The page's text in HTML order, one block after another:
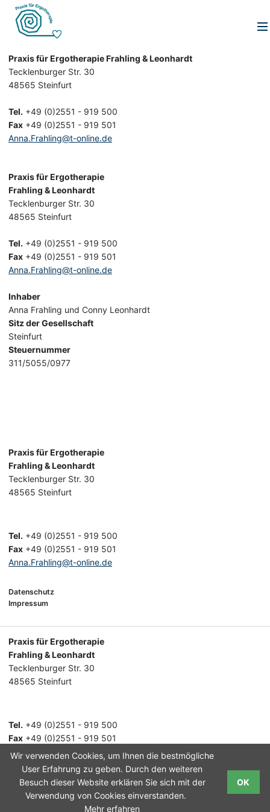
Praxis für Ergotherapie Frahling & Leonhardt
Tecklenburger Str. 30
48565 Steinfurt
Tel. +49 (0)2551 - 919 500
Fax +49 (0)2551 - 919 501
Anna.Frahling@t-online.de
Praxis für Ergotherapie
Frahling & Leonhardt
Tecklenburger Str. 30
48565 Steinfurt
Tel. +49 (0)2551 - 919 500
Fax +49 (0)2551 - 919 501
Anna.Frahling@t-online.de
Inhaber
Anna Frahling und Conny Leonhardt
Sitz der Gesellschaft
Steinfurt
Steuernummer
311/5055/0977
Praxis für Ergotherapie
Frahling & Leonhardt
Tecklenburger Str. 30
48565 Steinfurt
Tel. +49 (0)2551 - 919 500
Fax +49 (0)2551 - 919 501
Anna.Frahling@t-online.de
Datenschutz
Impressum
Praxis für Ergotherapie
Frahling & Leonhardt
Tecklenburger Str. 30
48565 Steinfurt
Tel. +49 (0)2551 - 919 500
Fax +49 (0)2551 - 919 501
Anna.Frahling@t-online.de
Datenschutz
Impressum
Wir verwenden Cookies, um Ihnen die bestmögliche
User Erfahrung zu geben. Durch den weiteren
Besuch dieser Website erklären Sie sich mit der
Verwendung von Cookies einverstanden.
Mehr erfahren
OK